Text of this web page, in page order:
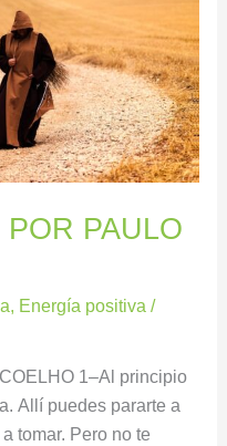
PAULO
, Energía positiva /
1–Al principio
Allí puedes pararte a
tomar. Pero no te